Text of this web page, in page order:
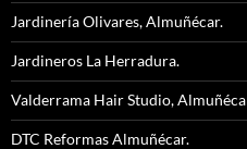
Jardinería Olivares, Almuñécar.
Jardineros La Herradura.
Valderrama Hair Studio,
DTC Reformas Almuñécar.